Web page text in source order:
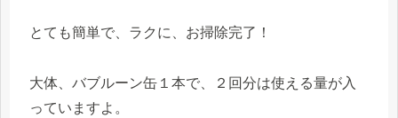
とても簡単で、ラクに、お掃除完了！
大体、バブルーン缶１本で、２回分は使える量が入
っていますよ。